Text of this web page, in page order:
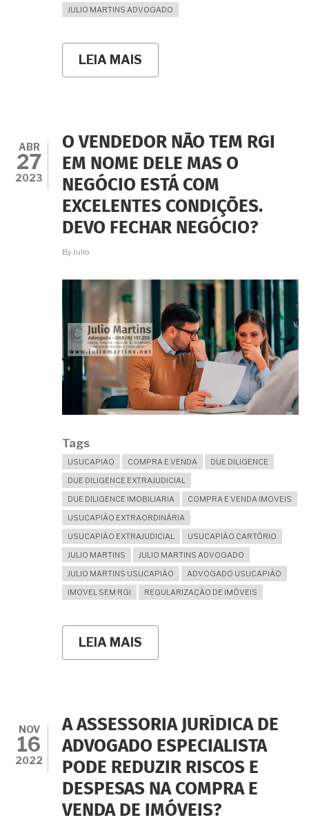
JULIO MARTINS ADVOGADO
LEIA MAIS
TEM
ESCRITURA
DECLARATÓRIA
DE
POSSE.
É
SEGURO
COMPRAR
O
ABR
27
2023
O VENDEDOR NÃO TEM RGI
EM NOME DELE MAS O
NEGÓCIO ESTÁ COM
EXCELENTES CONDIÇÕES.
DEVO FECHAR NEGÓCIO?
ByJulio
Tags
USUCAPIAO COMPRA E VENDA
DUE DILIGENCE
DUE DILIGENCE EXTRAJUDICIAL
DUE DILIGENCE IMOBILIARIA
COMPRA E VENDA IMOVEIS
USUCAPIÃO EXTRAORDINÁRIA
USUCAPIÃO EXTRAJUDICIAL
USUCAPIÃO CARTÓRIO
JULIO MARTINS
JULIO MARTINS ADVOGADO
JULIO MARTINS USUCAPIÃO
ADVOGADO USUCAPIÃO
IMOVEL SEM RGI
REGULARIZAÇÃO DE IMÓVEIS
LEIA MAIS
EM
NOME
DELE
MAS
O
NEGÓCIO
ESTÁ
COM
EXCELENTES
NOV
16
2022
A ASSESSORIA JURÍDICA DE
ADVOGADO ESPECIALISTA
PODE REDUZIR RISCOS E
DESPESAS NA COMPRA E
VENDA DE IMÓVEIS?